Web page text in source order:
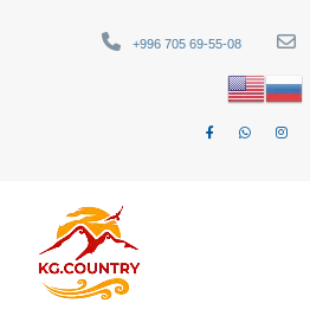
+996 705 69-55-08